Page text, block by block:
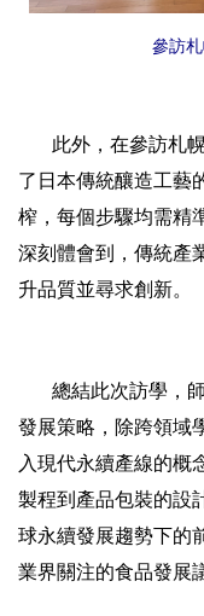
參訪
此外，在參訪札幌
了日本傳統釀造工藝
榨，每個步驟均需精
深刻體會到，傳統產
升品質並尋求創新。
總結此次訪學，師
發展策略，除跨領域
入現代永續產線的概
製程到產品包裝的設
球永續發展趨勢下的
業界關注的食品發展